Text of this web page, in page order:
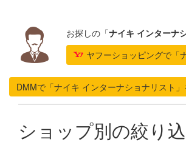
お探しの「ナイキ インターナ
ヤフーショッピングで「
DMMで「ナイキ インターナショナリスト」
ショップ別の絞り